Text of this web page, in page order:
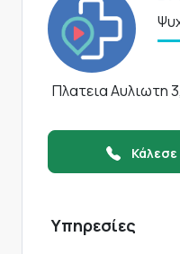
Πλατεια Αυλιωτη
Υπηρεσίες